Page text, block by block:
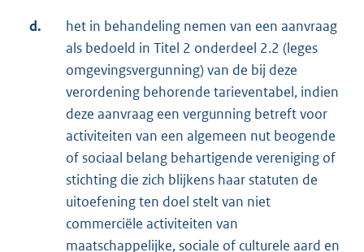
d.
het in behandeling nemen van een aanvraag
als bedoeld in Titel 2 onderdeel 2.2 (leges
omgevingsvergunning) van de bij deze
verordening behorende tarieventabel, indien
deze aanvraag een vergunning betreft voor
activiteiten van een algemeen nut beogende
of sociaal belang behartigende vereniging of
stichting die zich blijkens haar statuten de
uitoefening ten doel stelt van niet
commerciële activiteiten van
maatschappelijke, sociale of culturele aard en